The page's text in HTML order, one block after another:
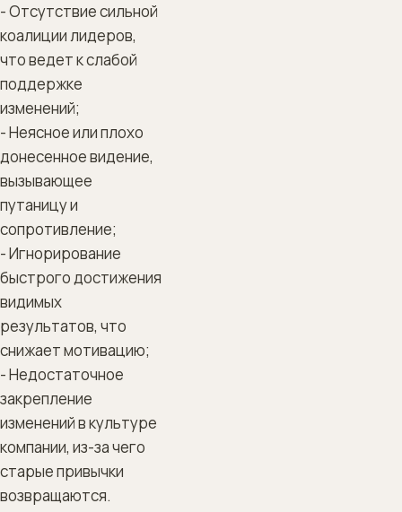
- Отсутствие сильной
коалиции лидеров,
что ведет к слабой
поддержке
изменений;
- Неясное или плохо
донесенное видение,
вызывающее
путаницу и
сопротивление;
- Игнорирование
быстрого достижения
видимых
результатов, что
снижает мотивацию;
- Недостаточное
закрепление
изменений в культуре
компании, из-за чего
старые привычки
возвращаются.